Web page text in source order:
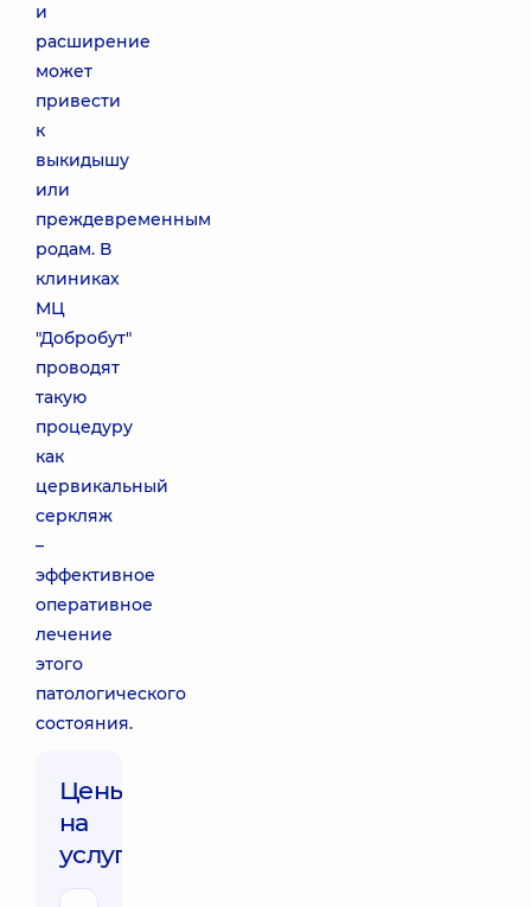
и
расширение
может
привести
к
выкидышу
или
преждевременным
родам. В
клиниках
МЦ
"Добробут"
проводят
такую
процедуру
как
цервикальный
серкляж
–
эффективное
оперативное
лечение
этого
патологического
состояния.
Цены
на
услуги: